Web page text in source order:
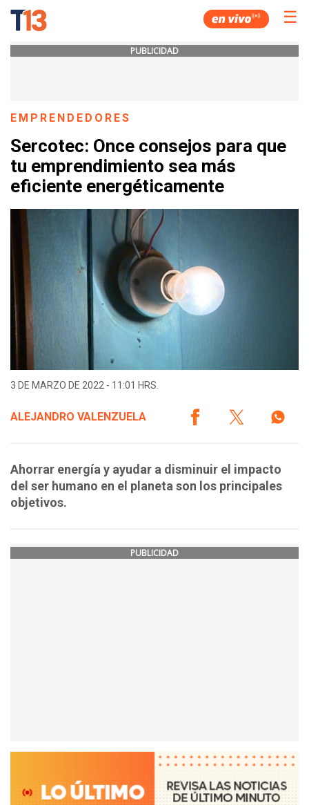
☰
PUBLICIDAD
EMPRENDEDORES
Sercotec: Once consejos para que
tu emprendimiento sea más
eficiente energéticamente
3 DE MARZO DE 2022 - 11:01 HRS.
ALEJANDRO VALENZUELA
Ahorrar energía y ayudar a disminuir el impacto
del ser humano en el planeta son los principales
objetivos.
PUBLICIDAD